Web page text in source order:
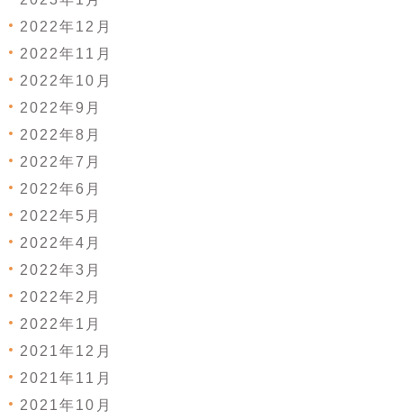
2022年12月
2022年11月
2022年10月
2022年9月
2022年8月
2022年7月
2022年6月
2022年5月
2022年4月
2022年3月
2022年2月
2022年1月
2021年12月
2021年11月
2021年10月